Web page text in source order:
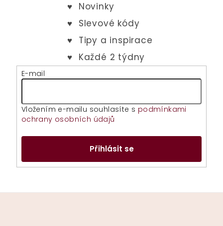
E-mail
Vložením e-mailu souhlasíte s podmínkami
ochrany osobních údajů
Přihlásit se